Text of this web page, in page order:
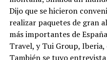
Dijo que se hicieron
realizar paquetes de gran
más importantes de
Travel, y Tui Group,
También se tuvo